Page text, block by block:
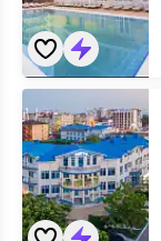
«Арго»
гостиница
на
карте